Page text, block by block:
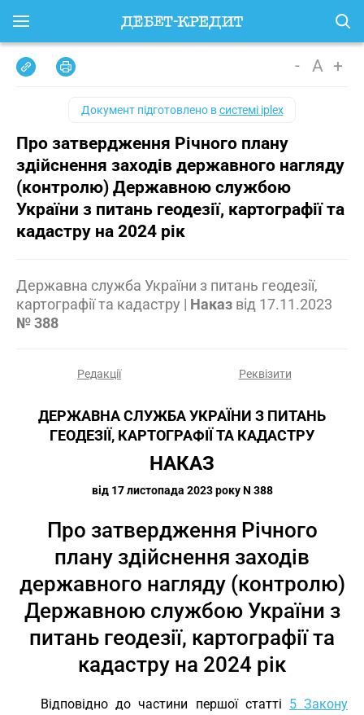
- A +
Документ підготовлено всистемі iplex
Про затвердження Річного плану
здійснення заходів державного нагляду
(контролю) Державною службою
України з питань геодезії, картографії та
кадастру на 2024 рік
Державна служба України з питань геодезії,
картографії та кадастру | Наказ від 17.11.2023
№ 388
Редакції Реквізити
ДЕРЖАВНА СЛУЖБА УКРАЇНИ З ПИТАНЬ
ГЕОДЕЗІЇ, КАРТОГРАФІЇ ТА КАДАСТРУ
НАКАЗ
від 17 листопада 2023 року N 388
Про затвердження Річного
плану здійснення заходів
державного нагляду (контролю)
Державною службою України з
питань геодезії, картографії та
кадастру на 2024 рік
Відповідно до частини першої статті 5 Закону